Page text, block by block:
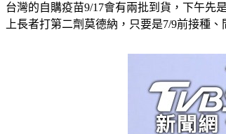
台灣的自購疫苗9/17會有兩批到貨，下午先
上長者打第二劑莫德納，只要是7/9前接種、